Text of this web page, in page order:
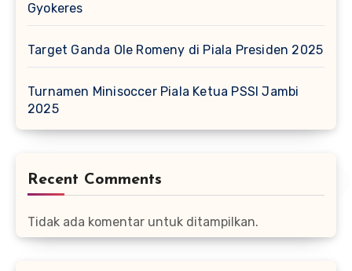
Gyokeres
Target Ganda Ole Romeny di Piala Presiden 2025
Turnamen Minisoccer Piala Ketua PSSI Jambi
2025
Recent Comments
Tidak ada komentar untuk ditampilkan.